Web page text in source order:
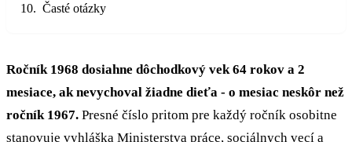
Časté otázky
Ročník 1968 dosiahne dôchodkový vek 64 rokov a 2
mesiace, ak nevychoval žiadne dieťa - o mesiac neskôr než
ročník 1967. Presné číslo pritom pre každý ročník osobitne
stanovuje vyhláška Ministerstva práce, sociálnych vecí a